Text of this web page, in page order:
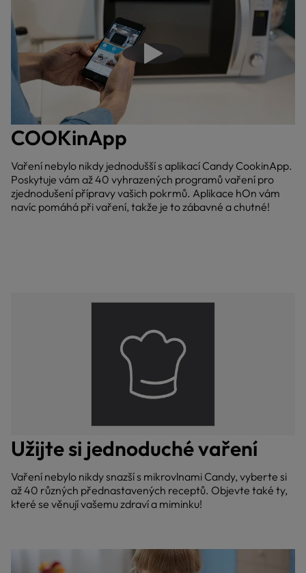
Přehrajte video
COOKinApp
Vaření nebylo nikdy jednodušší s aplikací Candy CookinApp.
Poskytuje vám až 40 vyhrazených programů vaření pro
zjednodušení přípravy vašich pokrmů. Aplikace hOn vám
navíc pomáhá při vaření, takže je to zábavné a chutné!
Užijte si jednoduché vaření
Vaření nebylo nikdy snazší s mikrovlnami Candy, vyberte si
až 40 různých přednastavených receptů. Objevte také ty,
které se věnují vašemu zdraví a miminku!